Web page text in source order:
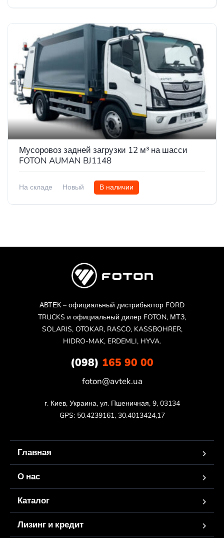
Мусоровоз задней загрузки 12 м³ на шасси
FOTON AUMAN BJ1148
На складе Новый В наличии
АВТЕК – официальный дистрибьютор FORD
TRUCKS и официальный дилер FOTON, МТЗ,
SOLARIS, OTOKAR, RASCO, KASSBOHRER,
HIDRO-MAK, ERDEMLI, HYVA.
(098) 165 90 00
foton@avtek.ua
г. Киев, Украина, ул. Пшеничная, 9, 03134
GPS: 50.4239161, 30.4013424,17
Главная
О нас
Каталог
Лизинг и кредит